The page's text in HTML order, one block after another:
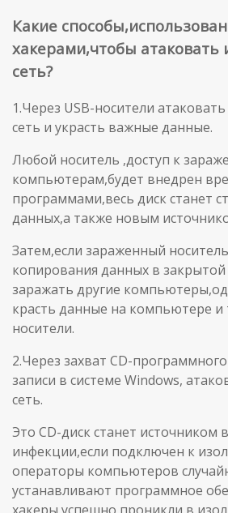
Какие
хакерами,чтобы атаковать
сеть?
1.Через USB-носители
сеть и украсть важные данные.
Любой носитель ,доступ к
компьютерам,будет внедрен
программами,весь диск станет
данных,а также новым
Затем,если зараженный
копирования данных в закрытой
заражать другие
красть данные на компьютере и
носители.
2.Через захват CD-
записи в системе Windows,
сеть.
Это CD-диск станет источником
инфекции,если подключен к
операторы компьютеров
устанавливают программное